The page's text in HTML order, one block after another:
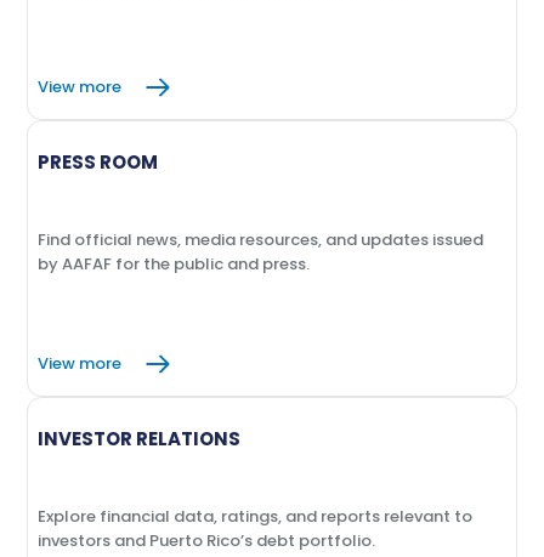
View more
PRESS ROOM
Find official news, media resources, and updates issued
by AAFAF for the public and press.
View more
INVESTOR RELATIONS
Explore financial data, ratings, and reports relevant to
investors and Puerto Rico’s debt portfolio.